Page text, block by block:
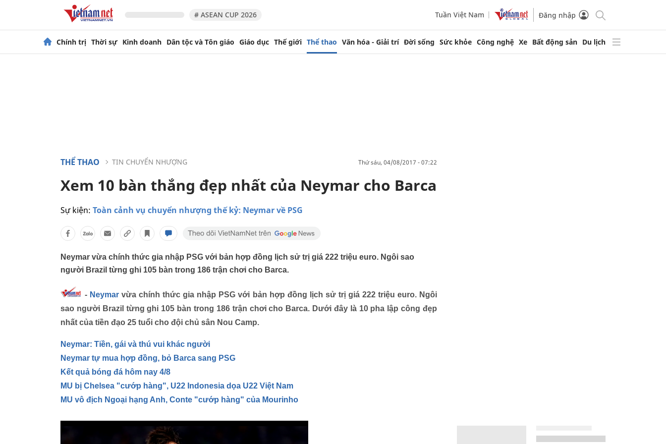
# ASEAN CUP 2026 Tuần Việt Nam Đăng nhập
Chính trị Thời sự Kinh doanh Dân tộc và Tôn giáo Giáo dục Thế giới Thể thao Văn hóa - Giải trí Đời sống Sức khỏe Công nghệ Xe Bất động sản Du lịch
THỂ THAO TIN CHUYỂN NHƯỢNG thứ sáu, 04/08/2017 - 07:22
Xem 10 bàn thắng đẹp nhất của Neymar cho Barca
Sự kiện: Toàn cảnh vụ chuyển nhượng thế kỷ: Neymar về PSG
Neymar vừa chính thức gia nhập PSG với bản hợp đồng lịch sử trị giá 222 triệu euro. Ngôi sao
người Brazil từng ghi 105 bàn trong 186 trận chơi cho Barca.
- Neymar vừa chính thức gia nhập PSG với bản hợp đồng lịch sử trị giá 222 triệu euro. Ngôi
sao người Brazil từng ghi 105 bàn trong 186 trận chơi cho Barca. Dưới đây là 10 pha lập công đẹp
nhất của tiền đạo 25 tuổi cho đội chủ sân Nou Camp.
Neymar: Tiền, gái và thú vui khác người
Neymar tự mua hợp đồng, bỏ Barca sang PSG
Kết quả bóng đá hôm nay 4/8
MU bị Chelsea "cướp hàng", U22 Indonesia dọa U22 Việt Nam
MU vô địch Ngoại hạng Anh, Conte "cướp hàng" của Mourinho